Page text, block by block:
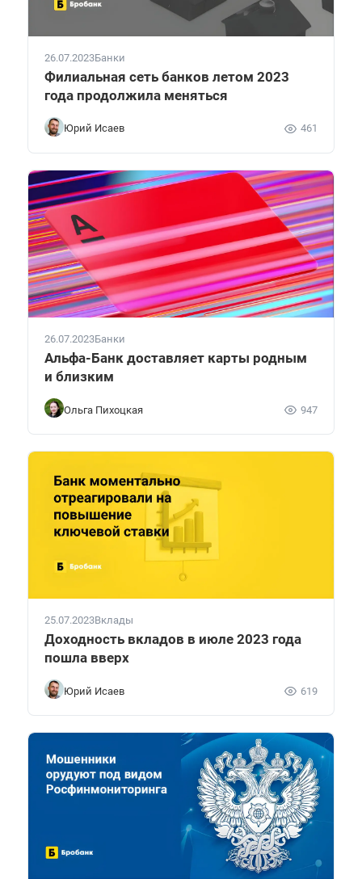
26.07.2023Банки
Филиальная сеть банков летом 2023
года продолжила меняться
Юрий Исаев 461
26.07.2023Банки
Альфа-Банк доставляет карты родным
и близким
Ольга Пихоцкая 947
25.07.2023Вклады
Доходность вкладов в июле 2023 года
пошла вверх
Юрий Исаев 619